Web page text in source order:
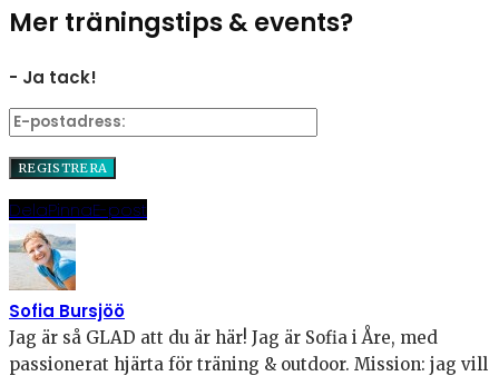
Mer träningstips & events?
- Ja tack!
DelaPinnaE-post
Sofia Bursjöö
Jag är så GLAD att du är här! Jag är Sofia i Åre, med
passionerat hjärta för träning & outdoor. Mission: jag vill